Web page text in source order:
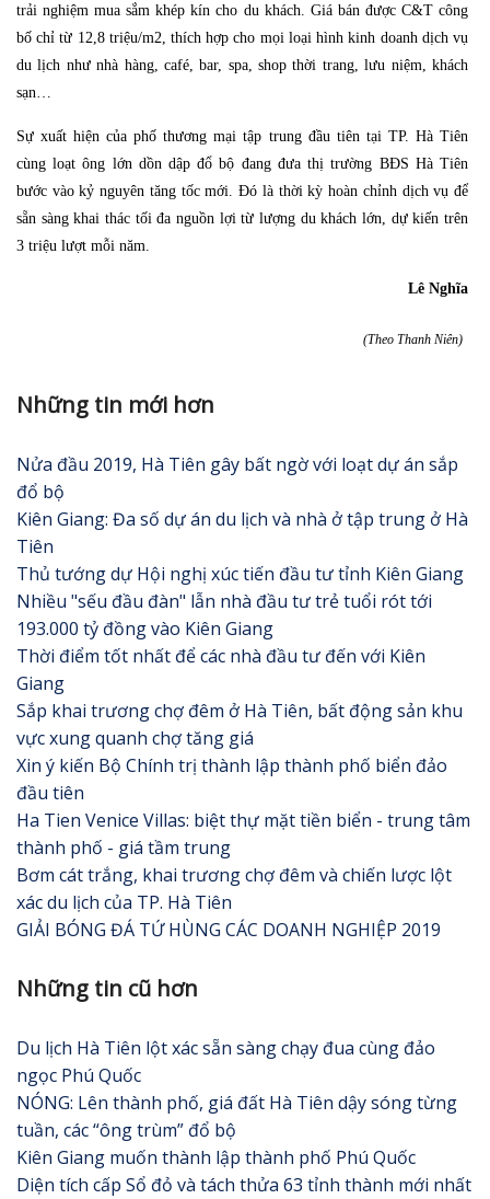
trải nghiệm mua sắm khép kín cho du khách. Giá bán được C&T công
bố chỉ từ 12,8 triệu/m2, thích hợp cho mọi loại hình kinh doanh dịch vụ
du lịch như nhà hàng, café, bar, spa, shop thời trang, lưu niệm, khách
sạn…
Sự xuất hiện của phố thương mại tập trung đầu tiên tại TP. Hà Tiên
cùng loạt ông lớn dồn dập đổ bộ đang đưa thị trường BĐS Hà Tiên
bước vào kỷ nguyên tăng tốc mới. Đó là thời kỳ hoàn chỉnh dịch vụ để
sẵn sàng khai thác tối đa nguồn lợi từ lượng du khách lớn, dự kiến trên
3 triệu lượt mỗi năm.
Lê Nghĩa
(Theo Thanh Niên)
Những tin mới hơn
Nửa đầu 2019, Hà Tiên gây bất ngờ với loạt dự án sắp
đổ bộ
Kiên Giang: Đa số dự án du lịch và nhà ở tập trung ở Hà
Tiên
Thủ tướng dự Hội nghị xúc tiến đầu tư tỉnh Kiên Giang
Nhiều "sếu đầu đàn" lẫn nhà đầu tư trẻ tuổi rót tới
193.000 tỷ đồng vào Kiên Giang
Thời điểm tốt nhất để các nhà đầu tư đến với Kiên
Giang
Sắp khai trương chợ đêm ở Hà Tiên, bất động sản khu
vực xung quanh chợ tăng giá
Xin ý kiến Bộ Chính trị thành lập thành phố biển đảo
đầu tiên
Ha Tien Venice Villas: biệt thự mặt tiền biển - trung tâm
thành phố - giá tầm trung
Bơm cát trắng, khai trương chợ đêm và chiến lược lột
xác du lịch của TP. Hà Tiên
GIẢI BÓNG ĐÁ TỨ HÙNG CÁC DOANH NGHIỆP 2019
Những tin cũ hơn
Du lịch Hà Tiên lột xác sẵn sàng chạy đua cùng đảo
ngọc Phú Quốc
NÓNG: Lên thành phố, giá đất Hà Tiên dậy sóng từng
tuần, các “ông trùm” đổ bộ
Kiên Giang muốn thành lập thành phố Phú Quốc
Diện tích cấp Sổ đỏ và tách thửa 63 tỉnh thành mới nhất